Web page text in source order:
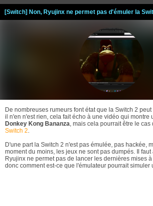
[Switch] Non, Ryujinx ne permet pas d'émuler la
De nombreuses rumeurs font état que la Switch 2
il n'en n'est rien, cela fait écho à une vidéo qui montre
Donkey Kong Bananza, mais cela pourrait être le
Switch 2.
D'une part la Switch 2 n'est pas émulée, pas hackée,
moment du moins, les jeux ne sont pas dumpés. Il faut
Ryujinx ne permet pas de lancer les dernières mises
donc comment est-ce que l'émulateur pourrait simuler